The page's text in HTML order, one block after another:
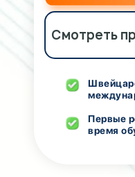
Первые
время
Смотреть